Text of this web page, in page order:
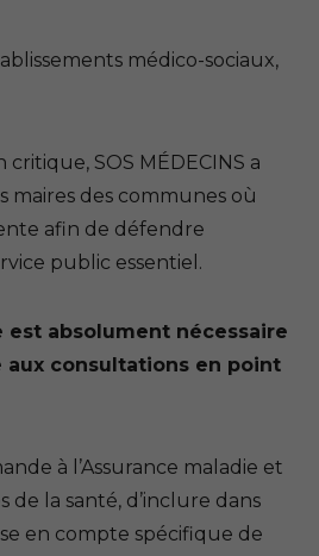
médico-sociaux,
SOS MÉDECINS a
maires des communes où
afin de défendre
public essentiel.
est absolument nécessaire
consultations en point
à l’Assurance maladie et
de la santé, d’inclure dans
en compte spécifique de